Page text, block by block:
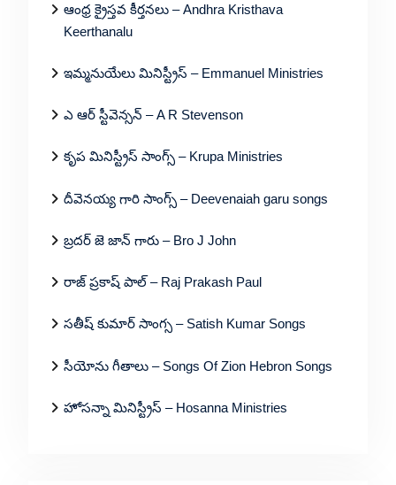
ఆంధ్ర క్రైస్తవ కీర్తనలు – Andhra Kristhava
Keerthanalu
ఇమ్మనుయేలు మినిస్ట్రీస్ – Emmanuel Ministries
ఎ ఆర్ స్టీవెన్సన్ – A R Stevenson
కృప మినిస్ట్రీస్ సాంగ్స్ – Krupa Ministries
దీవెనయ్య గారి సాంగ్స్ – Deevenaiah garu songs
బ్రదర్ జె జాన్ గారు – Bro J John
రాజ్ ప్రకాష్ పాల్ – Raj Prakash Paul
సతీష్ కుమార్ సాంగ్స – Satish Kumar Songs
సీయోను గీతాలు – Songs Of Zion Hebron Songs
హోసన్నా మినిస్ట్రీస్ – Hosanna Ministries